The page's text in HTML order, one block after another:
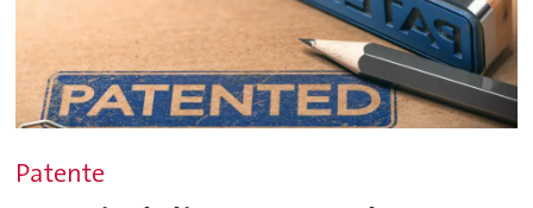
Patente